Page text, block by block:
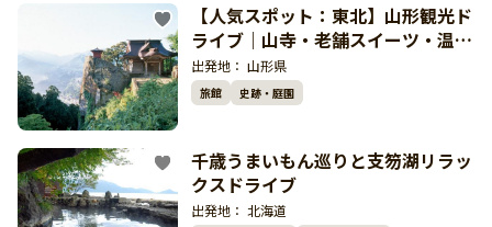
【人気スポット：東北】山形観光ド
ライブ｜山寺・老舗スイーツ・温泉
を巡るゆったり旅
出発地： 山形県
旅館 史跡・庭園
千歳うまいもん巡りと支笏湖リラッ
クスドライブ
出発地： 北海道